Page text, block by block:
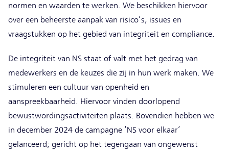
normen en waarden te werken. We beschikken hiervoor
over een beheerste aanpak van risico’s, issues en
vraagstukken op het gebied van integriteit en compliance.
De integriteit van NS staat of valt met het gedrag van
medewerkers en de keuzes die zij in hun werk maken. We
stimuleren een cultuur van openheid en
aanspreekbaarheid. Hiervoor vinden doorlopend
bewustwordingsactiviteiten plaats. Bovendien hebben we
in december 2024 de campagne ‘NS voor elkaar’
gelanceerd; gericht op het tegengaan van ongewenst